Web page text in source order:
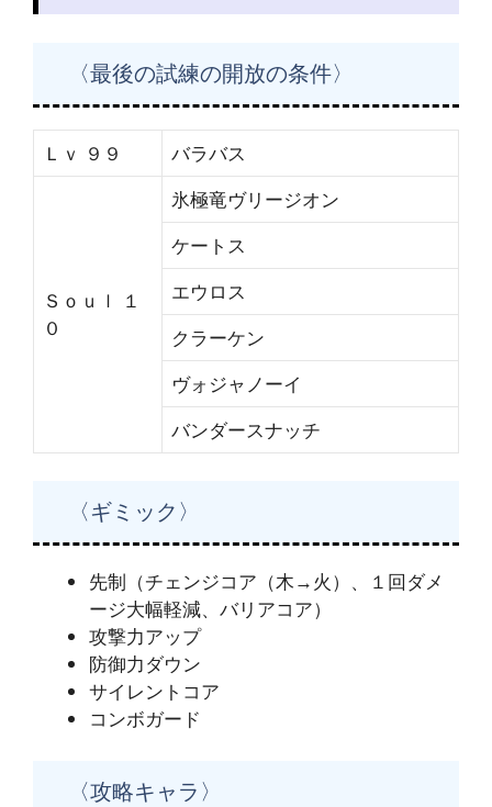
〈最後の試練の開放の条件〉
Ｌｖ ９９ バラバス
Ｓｏｕｌ １
０
氷極竜ヴリージオン
ケートス
エウロス
クラーケン
ヴォジャノーイ
バンダースナッチ
〈ギミック〉
先制（チェンジコア（木→火）、１回ダメ
ージ大幅軽減、バリアコア）
攻撃力アップ
防御力ダウン
サイレントコア
コンボガード
〈攻略キャラ〉